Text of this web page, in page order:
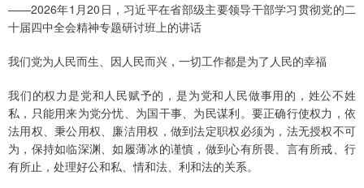
——2026年1月20日，习近平在省部级主要领导干部学习贯彻党的二
十届四中全会精神专题研讨班上的讲话
我们党为人民而生、因人民而兴，一切工作都是为了人民的幸福
我们的权力是党和人民赋予的，是为党和人民做事用的，姓公不姓
私，只能用来为党分忧、为国干事、为民谋利。要正确行使权力，依
法用权、秉公用权、廉洁用权，做到法定职权必须为，法无授权不可
为，保持如临深渊、如履薄冰的谨慎，做到心有所畏、言有所戒、行
有所止，处理好公和私、情和法、利和法的关系。